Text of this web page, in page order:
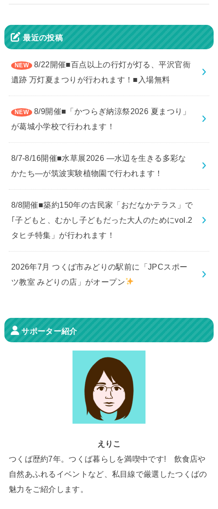
最近の投稿
8/22開催■百点以上の行灯が灯る、平沢官衙
遺跡 万灯夏まつりが行われます！■入場無料
8/9開催■「かつらぎ納涼祭2026 夏まつり」
が葛城小学校で行われます！
8/7-8/16開催■水草展2026 ―水辺を生きる多彩な
かたち―が筑波実験植物園で行われます！
8/8開催■築約150年の古民家「おだなかテラス」で
｢子どもと、むかし子どもだった大人のためにvol.2
タヒチ特集」が行われます！
2026年7月 つくば市みどりの駅前に「JPCスポー
ツ教室 みどりの店」がオープン
サポーター紹介
えりこ
つくば歴約7年。つくば暮らしを満喫中です! 飲食店や
自然あふれるイベントなど、私目線で厳選したつくばの
魅力をご紹介します。